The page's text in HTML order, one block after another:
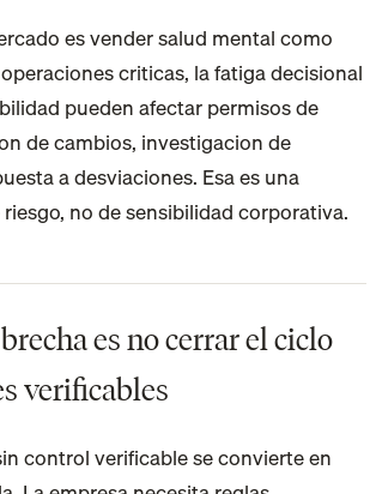
es vender salud mental como
criticas, la fatiga decisional
pueden afectar permisos de
de cambios, investigacion de
a desviaciones. Esa es una
no de sensibilidad corporativa.
es no cerrar el ciclo
verificables
control verificable se convierte en